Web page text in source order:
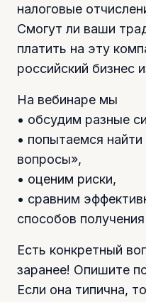
налоговые
Смогут ли ваши
платить на эту
российский бизнес
На вебинаре мы
• обсудим разные
• попытаемся
вопросы»,
• оценим риски,
• сравним
способов
Есть конкретный
заранее! Опишите
Если она типична,